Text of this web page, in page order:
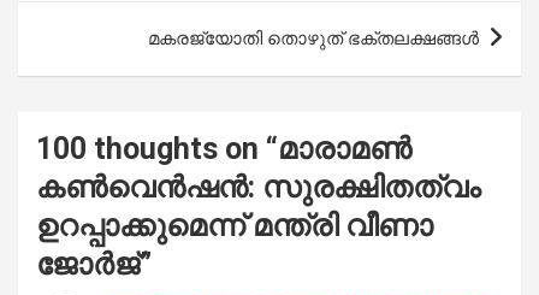
മകരജ്യോതി തൊഴുത് ഭക്തലക്ഷങ്ങൾ
100 thoughts on “മാരാമണ്‍
കൺവെൻഷൻ: സുരക്ഷിതത്വം
ഉറപ്പാക്കുമെന്ന് മന്ത്രി വീണാ
ജോര്‍ജ്”